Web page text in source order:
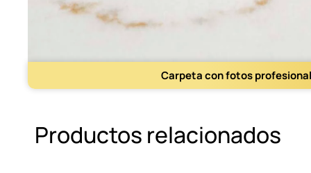
Carpeta con fotos
Productos relacionados